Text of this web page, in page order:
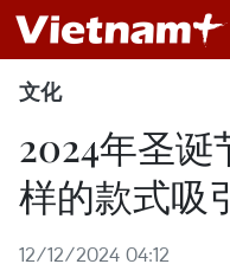
文化
2024年圣诞
样的款式吸
12/12/2024 04:12